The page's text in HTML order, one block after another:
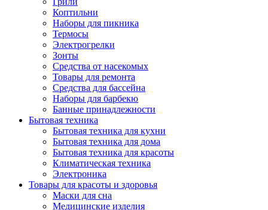
Коптильни
Наборы для пикника
Термосы
Электрогрелки
Зонты
Средства от насекомых
Товары для ремонта
Средства для бассейна
Наборы для барбекю
Банные принадлежности
Бытовая техника
Бытовая техника для кухни
Бытовая техника для дома
Бытовая техника для красоты
Климатическая техника
Электроника
Товары для красоты и здоровья
Маски для сна
Медицинские изделия